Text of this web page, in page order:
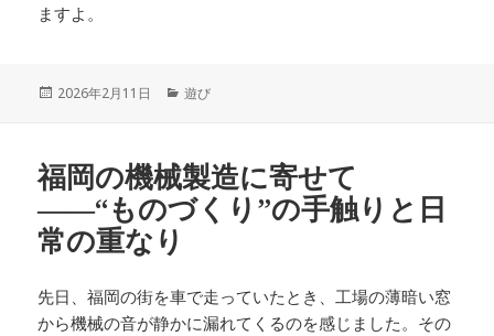
ますよ。
投
2026年2月11日
カ
ー
遊び
福岡の機械製造に寄せて
――“ものづくり”の手触りと日
常の重なり
先日、福岡の街を車で走っていたとき、工場の薄暗い窓
から機械の音が静かに漏れてくるのを感じました。その